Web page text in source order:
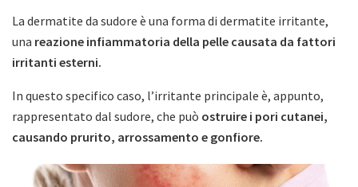
La dermatite da sudore è una forma di dermatite irritante,
una reazione infiammatoria della pelle causata da fattori
irritanti esterni.
In questo specifico caso, l’irritante principale è, appunto,
rappresentato dal sudore, che può ostruire i pori cutanei,
causando prurito, arrossamento e gonfiore.